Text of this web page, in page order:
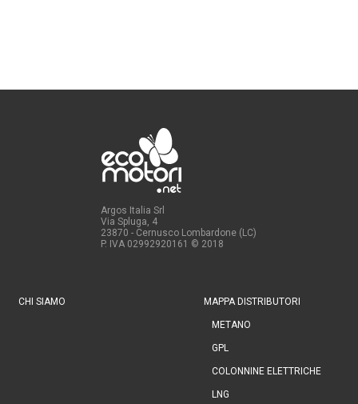
Argos Italia Srl
Via Spluga, 4
23870 - Cernusco Lombardone (LC)
P. IVA 02992920161 © 2018
CHI SIAMO MAPPA DISTRIBUTORI
METANO
GPL
COLONNINE ELETTRICHE
LNG